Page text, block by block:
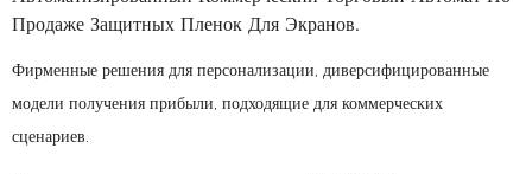
Продаже Защитных Пленок Для Экранов.
Фирменные решения для персонализации, диверсифицированные
модели получения прибыли, подходящие для коммерческих
сценариев.